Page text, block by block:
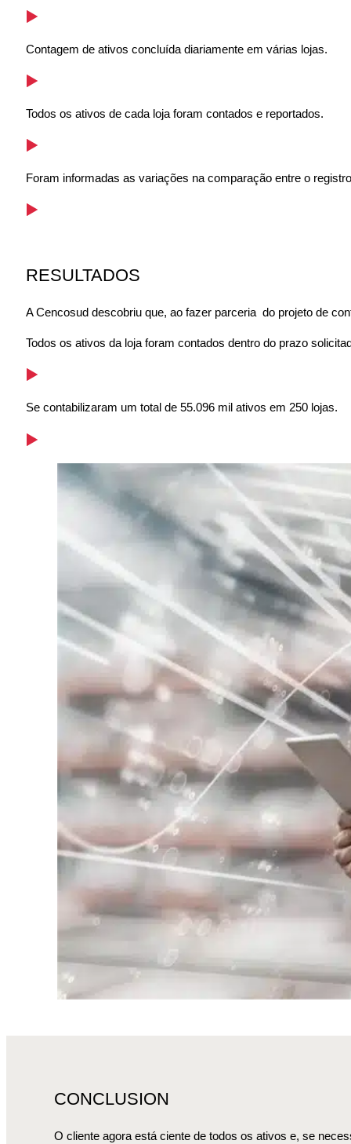
Contagem de ativos concluída diariamente em várias lojas.
Todos os ativos de cada loja foram contados e reportados.
Foram informadas as variações na comparação entre o
RESULTADOS
A Cencosud descobriu que, ao fazer parceria do projeto de
Todos os ativos da loja foram contados dentro do prazo
Se contabilizaram um total de 55.096 mil ativos em 250 lojas.
CONCLUSION
O cliente agora está ciente de todos os ativos e, se